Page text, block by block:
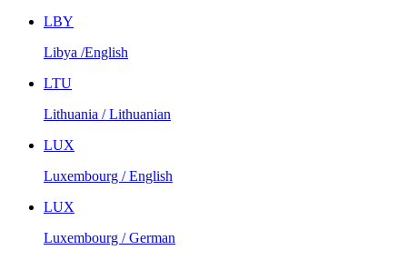
LBY
Libya /English
LTU
Lithuania / Lithuanian
LUX
Luxembourg / English
LUX
Luxembourg / German